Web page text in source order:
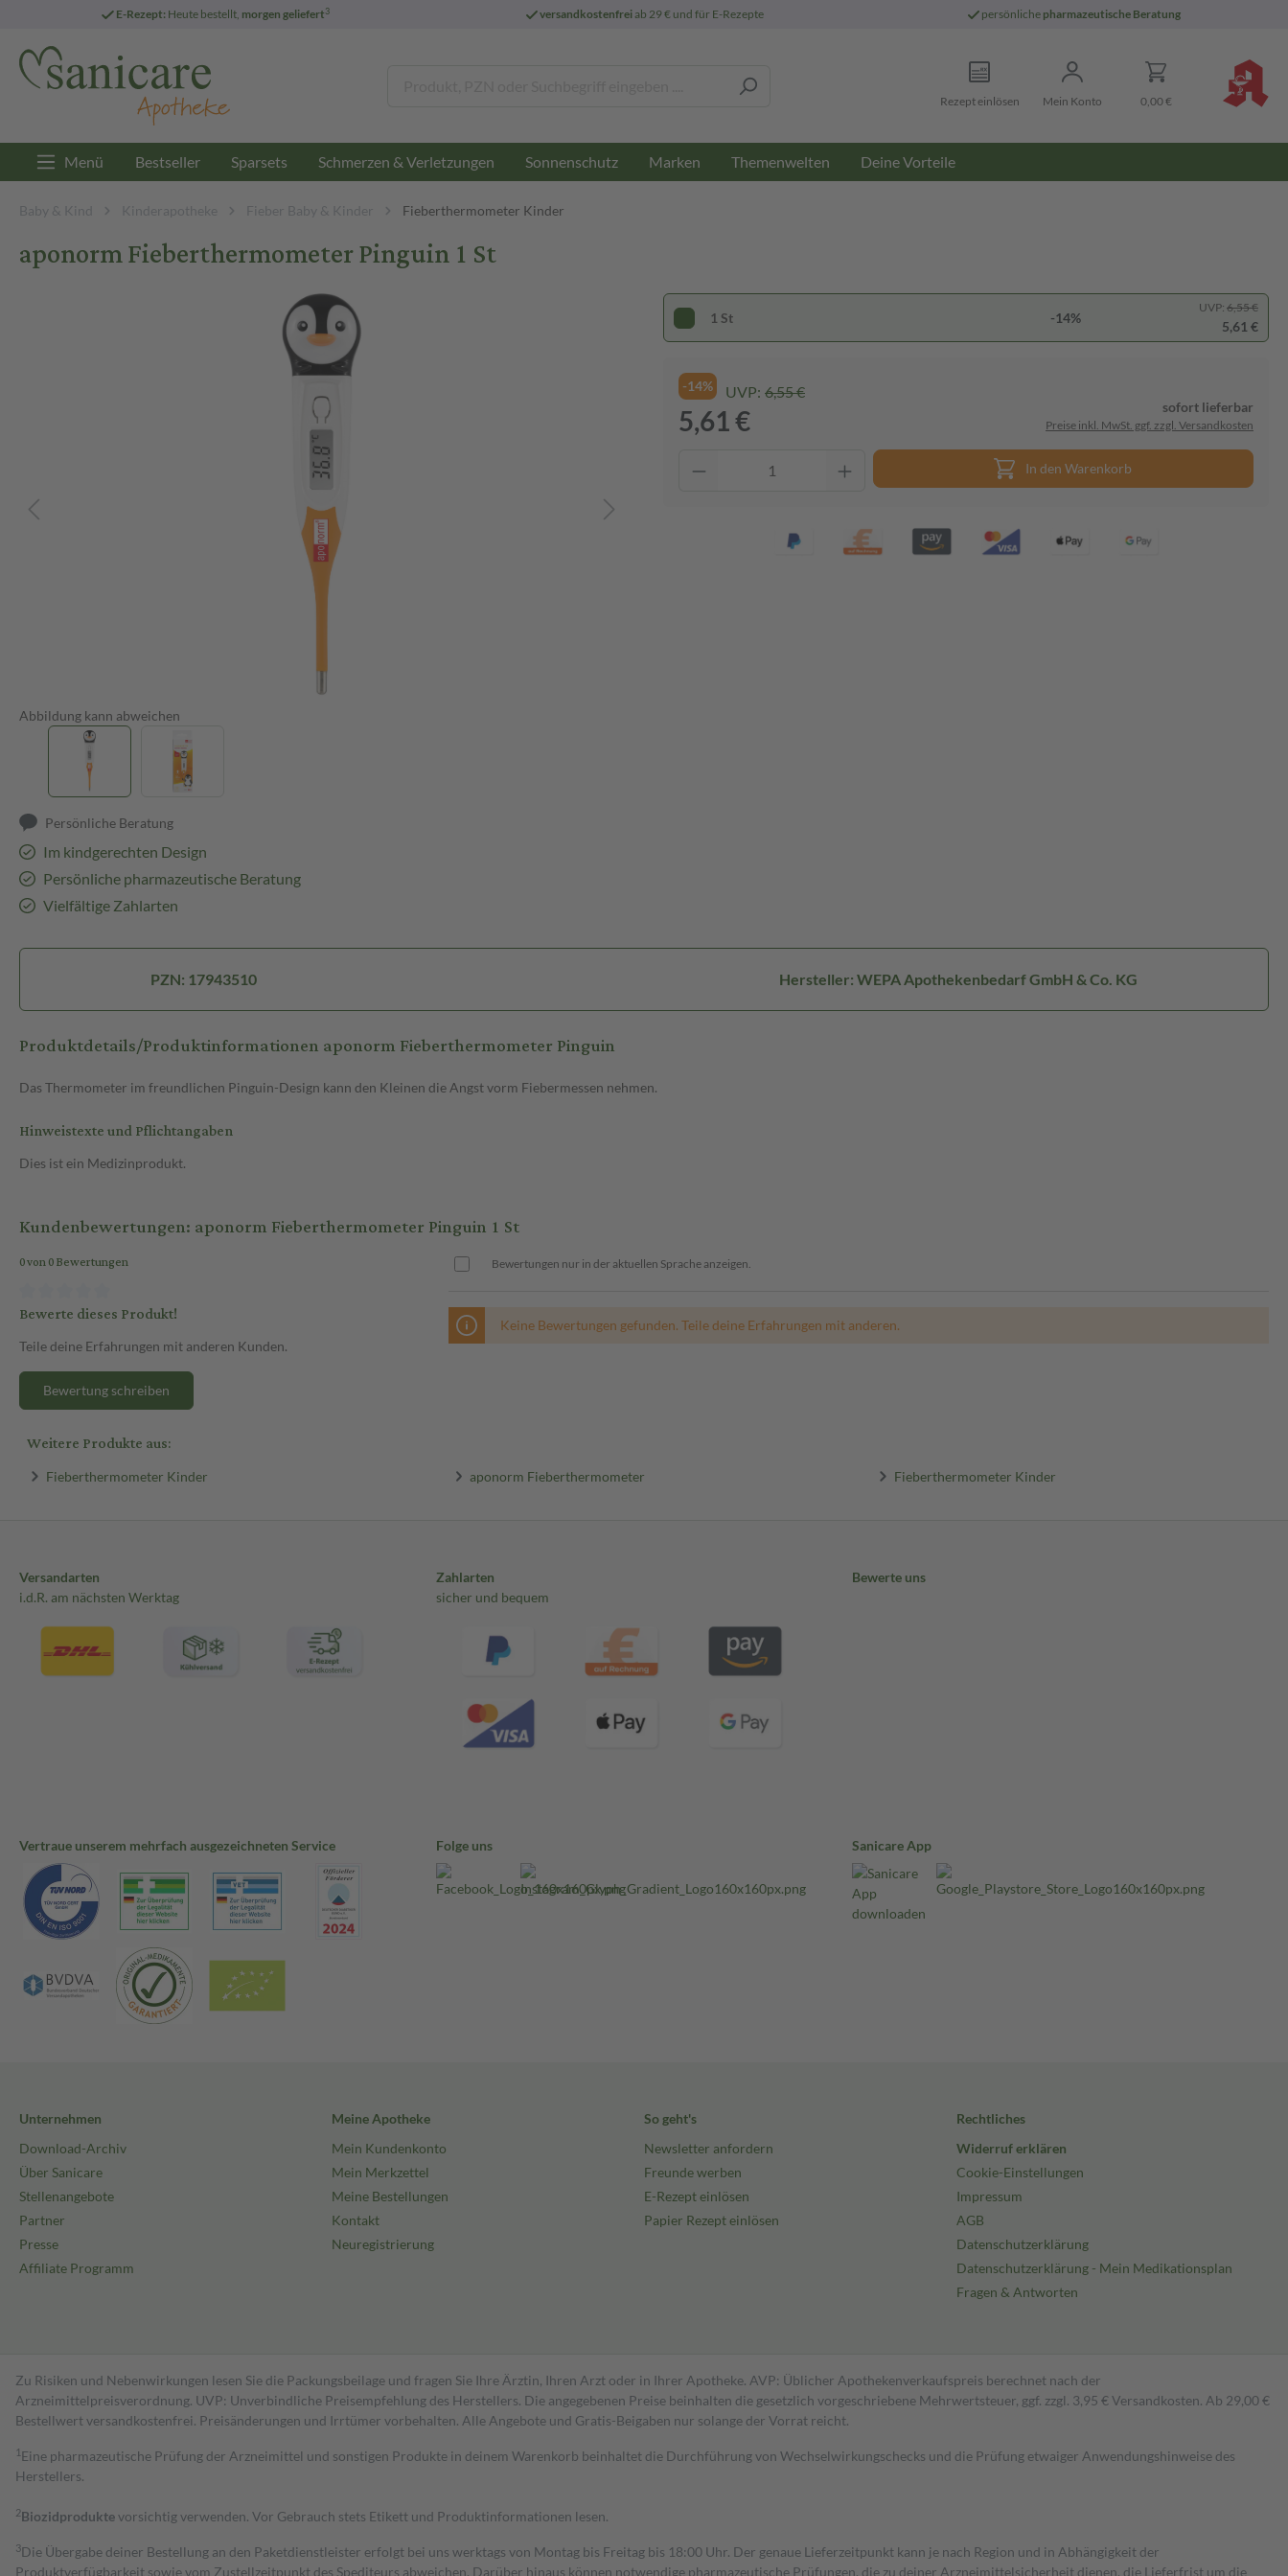
E-Rezept: Heute bestellt, morgen geliefert3 versandkostenfreiab 29 € und für E-Rezepte persönliche pharmazeutische Beratung
Rezept einlösen Mein Konto 0,00 €
Menü Bestseller Sparsets Schmerzen & Verletzungen Sonnenschutz Marken Themenwelten Deine Vorteile
Baby & Kind Kinderapotheke Fieber Baby & Kinder Fieberthermometer Kinder
aponorm Fieberthermometer Pinguin 1 St
Abbildung kann abweichen
Persönliche Beratung
Im kindgerechten Design
Persönliche pharmazeutische Beratung
Vielfältige Zahlarten
1 St -14%
UVP: 6,55 €
5,61 €
-14% UVP: 6,55 €
5,61 € sofort lieferbar
Preise inkl. MwSt. ggf. zzgl. Versandkosten
In den Warenkorb
PZN: 17943510 Hersteller: WEPA Apothekenbedarf GmbH & Co. KG
Produktdetails/Produktinformationen aponorm Fieberthermometer Pinguin
Das Thermometer im freundlichen Pinguin-Design kann den Kleinen die Angst vorm Fiebermessen nehmen.
Hinweistexte und Pflichtangaben
Dies ist ein Medizinprodukt.
Kundenbewertungen: aponorm Fieberthermometer Pinguin 1 St
0 von 0 Bewertungen
Bewerte dieses Produkt!
Teile deine Erfahrungen mit anderen Kunden.
Bewertung schreiben
Bewertungen nur in der aktuellen Sprache anzeigen.
Keine Bewertungen gefunden. Teile deine Erfahrungen mit anderen.
Weitere Produkte aus:
Fieberthermometer Kinder aponorm Fieberthermometer Fieberthermometer Kinder
Versandarten
i.d.R. am nächsten Werktag
Zahlarten
sicher und bequem
Bewerte uns
Vertraue unserem mehrfach ausgezeichneten Service Folge uns Sanicare App
Unternehmen
Download-Archiv
Über Sanicare
Stellenangebote
Partner
Presse
Affiliate Programm
Meine Apotheke
Mein Kundenkonto
Mein Merkzettel
Meine Bestellungen
Kontakt
Neuregistrierung
So geht's
Newsletter anfordern
Freunde werben
E-Rezept einlösen
Papier Rezept einlösen
Rechtliches
Widerruf erklären
Cookie-Einstellungen
Impressum
AGB
Datenschutzerklärung
Datenschutzerklärung - Mein Medikationsplan
Fragen & Antworten
Zu Risiken und Nebenwirkungen lesen Sie die Packungsbeilage und fragen Sie Ihre Ärztin, Ihren Arzt oder in Ihrer Apotheke. AVP: Üblicher Apothekenverkaufspreis berechnet nach der
Arzneimittelpreisverordnung. UVP: Unverbindliche Preisempfehlung des Herstellers. Die angegebenen Preise beinhalten die gesetzlich vorgeschriebene Mehrwertsteuer, ggf. zzgl. 3,95 € Versandkosten. Ab 29,00 €
Bestell­wert versand­kosten­frei. Preisänderungen und Irrtümer vorbehalten. Alle Angebote und Gratis-Beigaben nur solange der Vorrat reicht.
1 Eine pharmazeutische Prüfung der Arzneimittel und sonstigen Produkte in deinem Warenkorb beinhaltet die Durchführung von Wechselwirkungschecks und die Prüfung etwaiger Anwendungshinweise des
Herstellers.
2Biozidproduktevorsichtig verwenden. Vor Gebrauch stets Etikett und Produktinformationen lesen.
3Die Übergabe deiner Bestellung an den Paketdienstleister erfolgt bei uns werktags von Montag bis Freitag bis 18:00 Uhr. Der genaue Lieferzeitpunkt kann je nach Region und in Abhängigkeit der
Produktverfügbarkeit sowie vom Zustellzeitpunkt des Spediteurs abweichen. Darüber hinaus können notwendige pharmazeutische Prüfungen, die zu deiner Arzneimittelsicherheit dienen, die Lieferfrist um die